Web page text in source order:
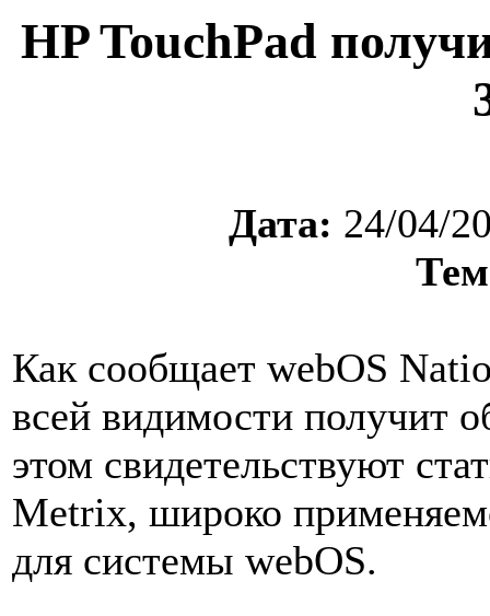
HP TouchPad
Дата: 24/04/
Как сообщает webOS
всей видимости получит
этом свидетельствуют
Metrix, широко
для системы webOS.